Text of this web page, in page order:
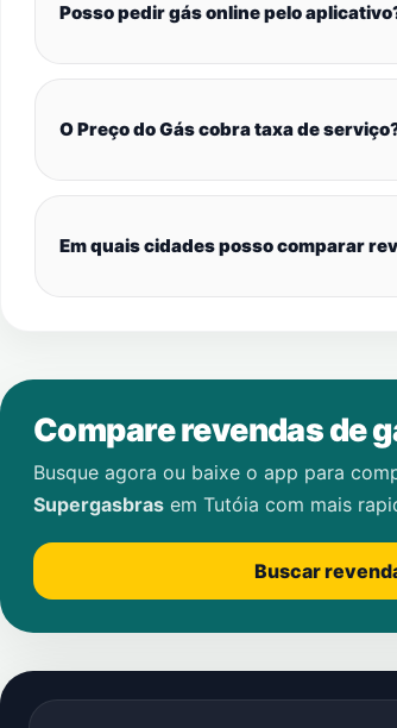
Posso pedir gás online pelo
O Preço do Gás cobra taxa de
Em quais cidades posso comparar
Compare revendas de
Busque agora ou baixe o app para
Supergasbras em Tutóia com mais
Buscar